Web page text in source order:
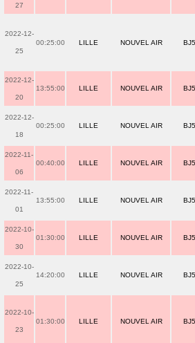
27
2022-12-
25
00:25:00 LILLE NOUVEL AIR
2022-12-
20
13:55:00 LILLE NOUVEL AIR
2022-12-
18
00:25:00 LILLE NOUVEL AIR
2022-11-
06
00:40:00 LILLE NOUVEL AIR
2022-11-
01
13:55:00 LILLE NOUVEL AIR
2022-10-
30
01:30:00 LILLE NOUVEL AIR
2022-10-
25
14:20:00 LILLE NOUVEL AIR
2022-10-
23
01:30:00 LILLE NOUVEL AIR